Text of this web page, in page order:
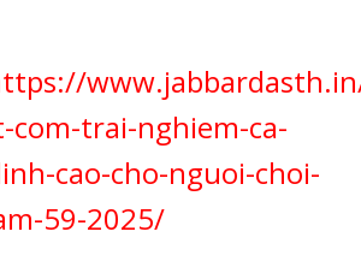
com-trai-nghiem-ca-
cao-cho-nguoi-choi-
59-2025/